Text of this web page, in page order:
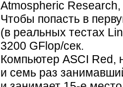
Atmospheric
Чтобы попасть в
(в реальных тестах
3200 GFlop/сек.
Компьютер ASCI Red,
и семь раз